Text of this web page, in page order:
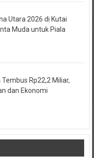
Utara 2026 di Kutai
Muda untuk Piala
Tembus Rp22,2 Miliar,
dan Ekonomi